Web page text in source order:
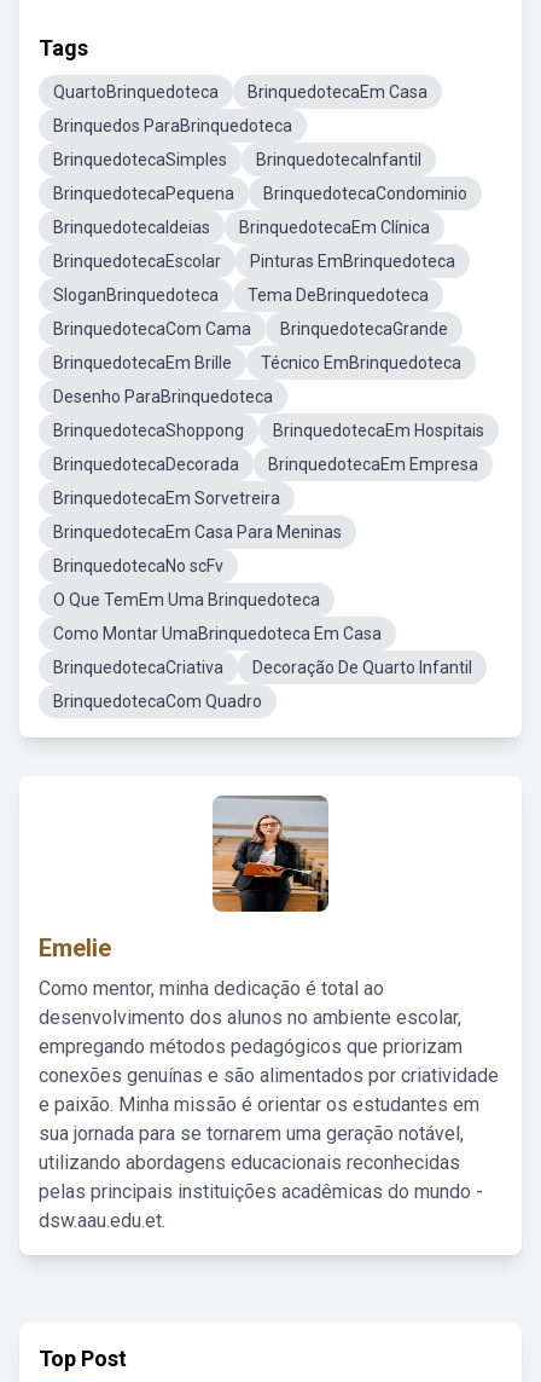
Tags
QuartoBrinquedoteca
BrinquedotecaEm Casa
Brinquedos ParaBrinquedoteca
BrinquedotecaSimples
BrinquedotecaInfantil
BrinquedotecaPequena
BrinquedotecaCondominio
BrinquedotecaIdeias
BrinquedotecaEm Clínica
BrinquedotecaEscolar
Pinturas EmBrinquedoteca
SloganBrinquedoteca
Tema DeBrinquedoteca
BrinquedotecaCom Cama
BrinquedotecaGrande
BrinquedotecaEm Brille
Técnico EmBrinquedoteca
Desenho ParaBrinquedoteca
BrinquedotecaShoppong
BrinquedotecaEm Hospitais
BrinquedotecaDecorada
BrinquedotecaEm Empresa
BrinquedotecaEm Sorvetreira
BrinquedotecaEm Casa Para Meninas
BrinquedotecaNo scFv
O Que TemEm Uma Brinquedoteca
Como Montar UmaBrinquedoteca Em Casa
BrinquedotecaCriativa
Decoração De Quarto Infantil
BrinquedotecaCom Quadro
Emelie
Como mentor, minha dedicação é total ao
desenvolvimento dos alunos no ambiente escolar,
empregando métodos pedagógicos que priorizam
conexões genuínas e são alimentados por criatividade
e paixão. Minha missão é orientar os estudantes em
sua jornada para se tornarem uma geração notável,
utilizando abordagens educacionais reconhecidas
pelas principais instituições acadêmicas do mundo -
dsw.aau.edu.et.
Top Post